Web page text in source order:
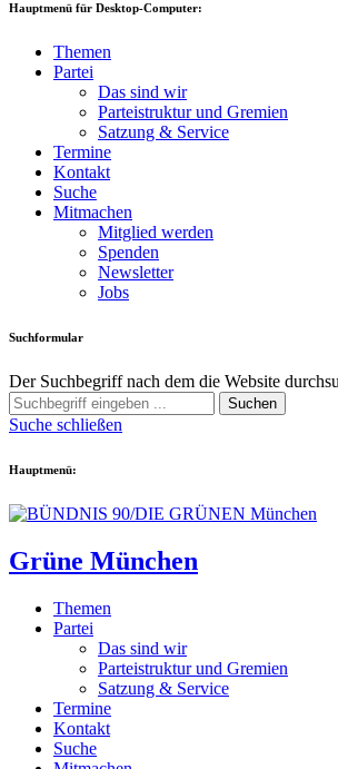
Hauptmenü für Desktop-Computer:
Themen
Partei
Das sind wir
Parteistruktur und Gremien
Satzung & Service
Termine
Kontakt
Suche
Mitmachen
Mitglied werden
Spenden
Newsletter
Jobs
Suchformular
Der Suchbegriff nach dem die Website
Suchen
Suche schließen
Hauptmenü:
Grüne München
Themen
Partei
Das sind wir
Parteistruktur und Gremien
Satzung & Service
Termine
Kontakt
Suche